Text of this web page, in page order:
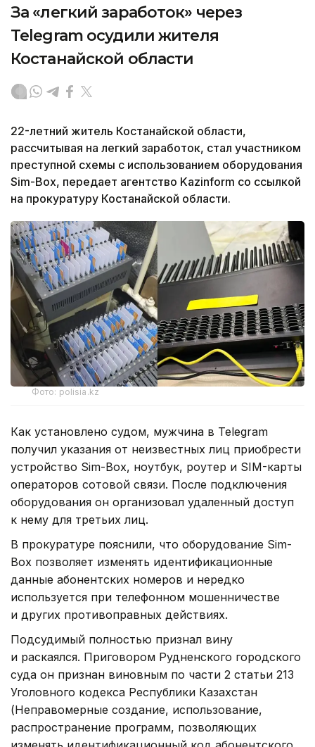
За «легкий заработок» через
Telegram осудили жителя
Костанайской области
22-летний житель Костанайской области,
рассчитывая на легкий заработок, стал участником
преступной схемы с использованием оборудования
Sim-Box, передает агентство Kazinform со ссылкой
на прокуратуру Костанайской области.
Фото: polisia.kz
Как установлено судом, мужчина в Telegram
получил указания от неизвестных лиц приобрести
устройство Sim-Box, ноутбук, роутер и SIM-карты
операторов сотовой связи. После подключения
оборудования он организовал удаленный доступ
к нему для третьих лиц.
В прокуратуре пояснили, что оборудование Sim-
Box позволяет изменять идентификационные
данные абонентских номеров и нередко
используется при телефонном мошенничестве
и других противоправных действиях.
Подсудимый полностью признал вину
и раскаялся. Приговором Рудненского городского
суда он признан виновным по части 2 статьи 213
Уголовного кодекса Республики Казахстан
(Неправомерные создание, использование,
распространение программ, позволяющих